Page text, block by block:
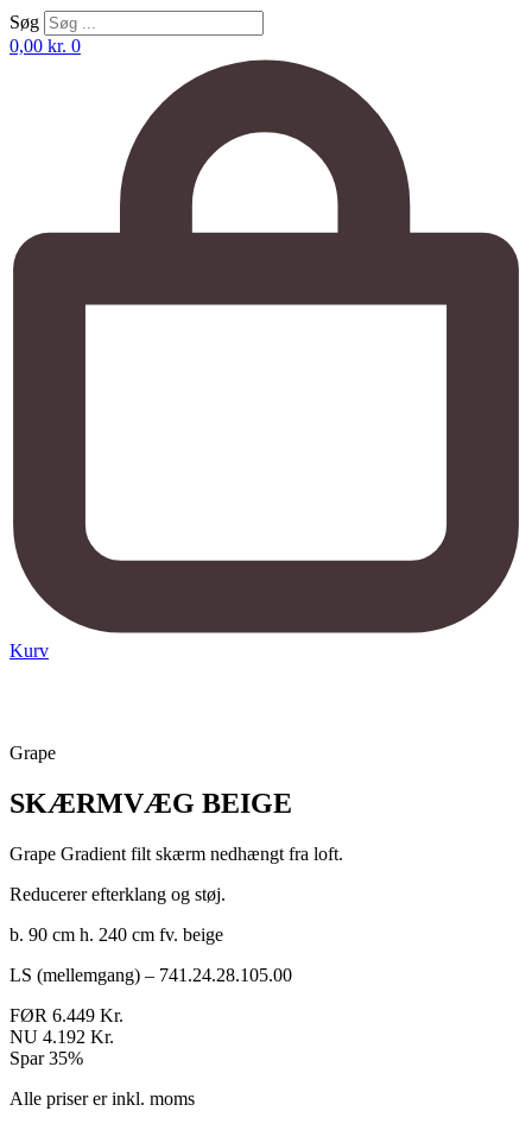
Søg
0,00 kr. 0
Kurv
Grape
SKÆRMVÆG BEIGE
Grape Gradient filt skærm nedhængt fra loft.
Reducerer efterklang og støj.
b. 90 cm h. 240 cm fv. beige
LS (mellemgang) – 741.24.28.105.00
FØR 6.449 Kr.
NU 4.192 Kr.
Spar 35%
Alle priser er inkl. moms